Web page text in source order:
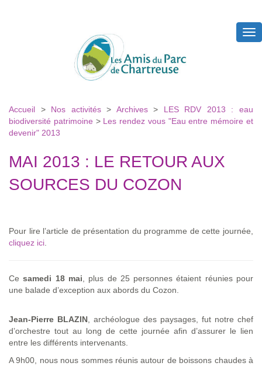
Accueil > Nos activités> Archives> LES RDV 2013 : eau
biodiversité patrimoine > Les rendez vous "Eau entre mémoire et
devenir" 2013
MAI 2013 : LE RETOUR AUX
SOURCES DU COZON
Pour lire l’article de présentation du programme de cette journée,
cliquez ici.
Cesamedi 18 mai, plus de 25 personnes étaient réunies pour
une balade d’exception aux abords du Cozon.
Jean-Pierre BLAZIN, archéologue des paysages, fut notre chef
d’orchestre tout au long de cette journée afin d’assurer le lien
entre les différents intervenants.
A 9h00, nous nous sommes réunis autour de boissons chaudes à